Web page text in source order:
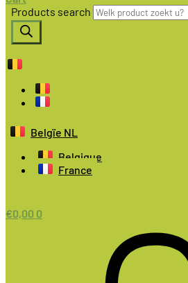
Products search
Belgïe NL
Belgique
France
€0,00 0